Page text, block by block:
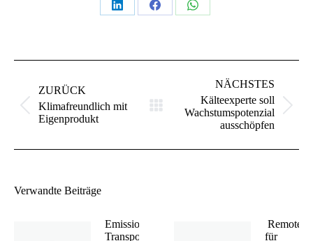
Teilen
Teilen
Teilen
ZURÜCK
Vorheriger
Beitrag:
Klimafreundlich mit
Eigenprodukt
NÄCHSTES
Nächster
Kälteexperte soll
Wachstumspotenzial
ausschöpfen
Verwandte Beiträge
Emissionsfreies
Transportangebot
Remote
für